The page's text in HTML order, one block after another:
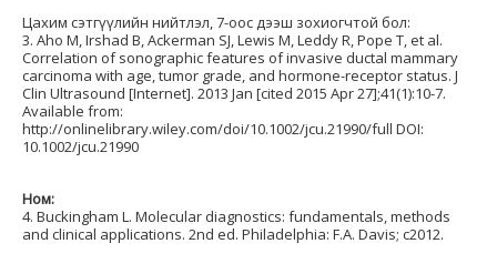
Цахим сэтгүүлийн нийтлэл, 7-оос дээш зохиогчтой бол:
3. Aho M, Irshad B, Ackerman SJ, Lewis M, Leddy R, Pope T, et al.
Correlation of sonographic features of invasive ductal mammary
carcinoma with age, tumor grade, and hormone-receptor status. J
Clin Ultrasound [Internet]. 2013 Jan [cited 2015 Apr 27];41(1):10-7.
Available from:
http://onlinelibrary.wiley.com/doi/10.1002/jcu.21990/full DOI:
10.1002/jcu.21990
Ном:
4. Buckingham L. Molecular diagnostics: fundamentals, methods
and clinical applications. 2nd ed. Philadelphia: F.A. Davis; c2012.